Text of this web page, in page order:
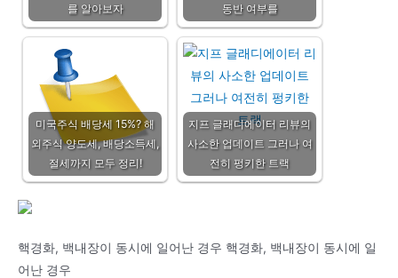
를 알아보자
동반 여부를
미국주식 배당세 15%? 해
외주식 양도세, 배당소득세,
절세까지 모두 정리!
지프 글래디에이터 리뷰의
사소한 업데이트 그러나 여
전히 펑키한 트랙
핵경화, 백내장이 동시에 일어난 경우 핵경화, 백내장이 동시에 일
어난 경우